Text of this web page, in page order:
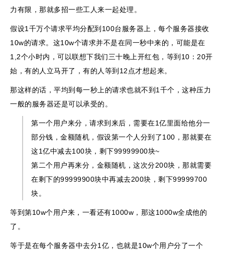
力有限，那就多招一些工人来一起处理。
假设1千万个请求平均分配到100台服务器上，每个服务器接收
10w的请求。这10w个请求并不是在同一秒中来的，可能是在
1,2个小时内，可以联想下我们三十晚上开红包，等到10：20开
始，有的人立马开了，有的人等到12点才想起来。
那这样的话，平均到每一秒上的请求也就不到1千个，这种压力
一般的服务器还是可以承受的。
第一个用户来分，请求到来后，需要在1亿里面给他分一
部分钱，金额随机，假设第一个人分到了100，那就要在
这1亿中减去100块，剩下99999900块~
第二个用户再来分，金额随机，这次分200块，那就需要
在剩下的99999900块中再减去200块，剩下99999700
块。
等到第10w个用户来，一看还有1000w，那这1000w全成他的
了。
等于是在每个服务器中去分1亿，也就是10w个用户分了一个